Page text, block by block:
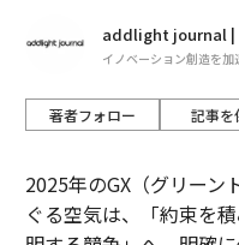
addlight journal
イノベーション創造を加
著者フォロー 記事を
2025年のGX（グリーン
ぐる空気は、「約束を